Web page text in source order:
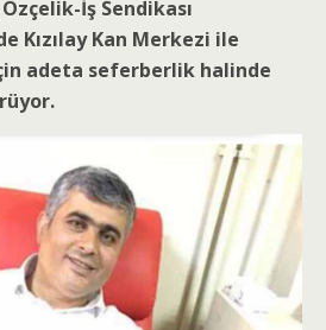
İş Sendikası
Kızılay Kan Merkezi ile
adeta seferberlik halinde